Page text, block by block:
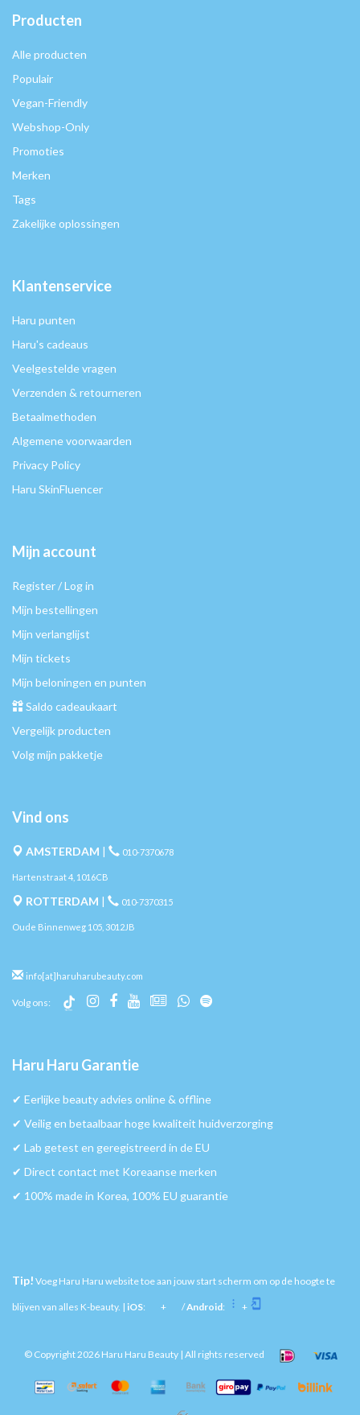
Producten
Alle producten
Populair
Vegan-Friendly
Webshop-Only
Promoties
Merken
Tags
Zakelijke oplossingen
Klantenservice
Haru punten
Haru's cadeaus
Veelgestelde vragen
Verzenden & retourneren
Betaalmethoden
Algemene voorwaarden
Privacy Policy
Haru SkinFluencer
Mijn account
Register / Log in
Mijn bestellingen
Mijn verlanglijst
Mijn tickets
Mijn beloningen en punten
Saldo cadeaukaart
Vergelijk producten
Volg mijn pakketje
Vind ons
AMSTERDAM | 010-7370678
Hartenstraat 4, 1016CB
ROTTERDAM | 010-7370315
Oude Binnenweg 105, 3012JB
info[at]haruharubeauty.com
Volg ons:
Haru Haru Garantie
✔︎ Eerlijke beauty advies online & offline
✔︎ Veilig en betaalbaar hoge kwaliteit huidverzorging
✔︎ Lab getest en geregistreerd in de EU
✔︎ Direct contact met Koreaanse merken
✔︎ 100% made in Korea, 100% EU guarantie
Tip! Voeg Haru Haru website toe aan jouw start scherm om op de hoogte te
blijven van alles K-beauty. | iOS: + /Android: +
© Copyright 2026 Haru Haru Beauty | All rights reserved